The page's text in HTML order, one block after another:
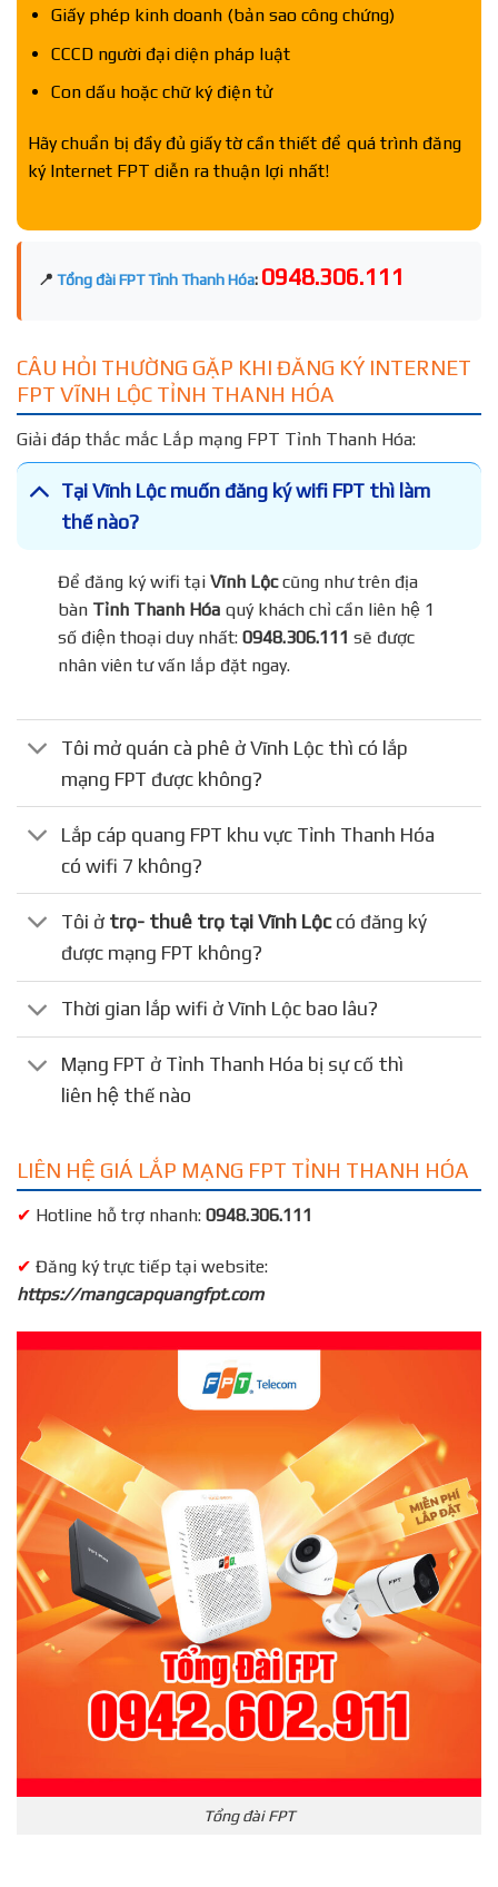
Giấy phép kinh doanh (bản sao công chứng)
CCCD người đại diện pháp luật
Con dấu hoặc chữ ký điện tử
Hãy chuẩn bị đầy đủ giấy tờ cần thiết để quá trình đăng
ký Internet FPT diễn ra thuận lợi nhất!
📍 Tổng đài FPT Tỉnh Thanh Hóa: 0948.306.111
CÂU HỎI THƯỜNG GẶP KHI ĐĂNG KÝ INTERNET
FPT VĨNH LỘC TỈNH THANH HÓA
Giải đáp thắc mắc Lắp mạng FPT Tỉnh Thanh Hóa:
Tại Vĩnh Lộc muốn đăng ký wifi FPT thì làm
thế nào?
Để đăng ký wifi tạiVĩnh Lộccũng như trên địa
bànTỉnh Thanh Hóaquý khách chỉ cần liên hệ 1
số điện thoại duy nhất:0948.306.111 sẽ được
nhân viên tư vấn lắp đặt ngay.
Tôi mở quán cà phê ở Vĩnh Lộc thì có lắp
mạng FPT được không?
Lắp cáp quang FPT khu vực Tỉnh Thanh Hóa
có wifi 7 không?
Tôi ở trọ- thuê trọ tại Vĩnh Lộccó đăng ký
được mạng FPT không?
Thời gian lắp wifi ở Vĩnh Lộc bao lâu?
Mạng FPT ở Tỉnh Thanh Hóa bị sự cố thì
liên hệ thế nào
LIÊN HỆ GIÁ LẮP MẠNG FPT TỈNH THANH HÓA
✔ Hotline hỗ trợ nhanh: 0948.306.111
✔ Đăng ký trực tiếp tại website:
https://mangcapquangfpt.com
Tổng đài FPT